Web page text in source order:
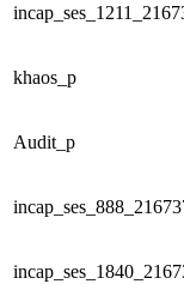
khaos_p
Audit_p